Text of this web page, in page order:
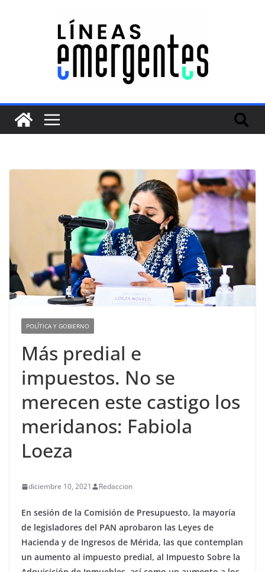
POLÍTICA Y GOBIERNO
Más predial e
impuestos. No se
merecen este castigo los
meridanos: Fabiola
Loeza
diciembre 10, 2021 Redaccion
En sesión de la Comisión de Presupuesto, la mayoría
de legisladores del PAN aprobaron las Leyes de
Hacienda y de Ingresos de Mérida, las que contemplan
un aumento al impuesto predial, al Impuesto Sobre la